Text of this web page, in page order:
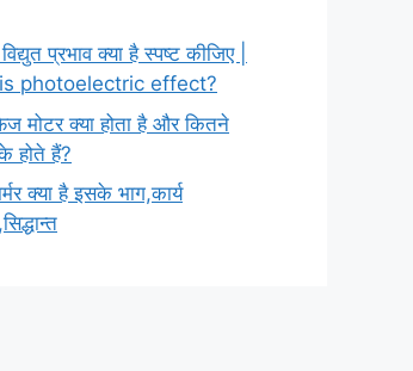
प्रभाव क्या है स्पष्ट कीजिए |
photoelectric effect?
मोटर क्या होता है और कितने
होते हैं?
क्या है इसके भाग,कार्य